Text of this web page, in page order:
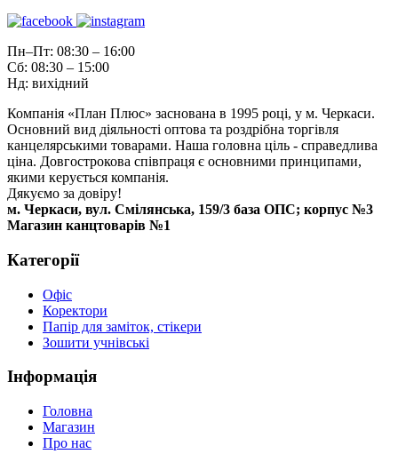
Пн–Пт: 08:30 – 16:00
Сб: 08:30 – 15:00
Нд: вихідний
Компанія «План Плюс» заснована в 1995 році, у м. Черкаси.
Основний вид діяльності оптова та роздрібна торгівля
канцелярськими товарами. Наша головна ціль - справедлива
ціна. Довгострокова співпраця є основними принципами,
якими керується компанія.
Дякуємо за довіру!
м. Черкаси, вул. Смілянська, 159/3 база ОПС; корпус №3
Магазин канцтоварів №1
Категорії
Офіс
Коректори
Папір для заміток, стікери
Зошити учнівські
Інформація
Головна
Магазин
Про нас